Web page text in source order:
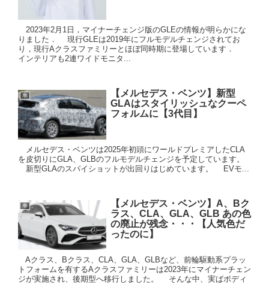
2023年2月1日，マイナーチェンジ版のGLEの情報が明らかにな
りました． 現行GLEは2019年にフルモデルチェンジされてお
り，現行Aクラスファミリーとほぼ同時期に登場しています．
インテリアも2連ワイドモニタ...
車
【メルセデス・ベンツ】新型
GLAはスタイリッシュなクーペ
フォルムに【3代目】
メルセデス・ベンツは2025年初頭にワールドプレミアしたCLA
を皮切りにGLA、GLBのフルモデルチェンジを予定しています。
新型GLAのスパイショットが出回りはじめています。 EVモ...
車
【メルセデス・ベンツ】A、Bク
ラス、CLA、GLA、GLB あの色
の廃止が残念・・・【人気色だ
ったのに】
Aクラス、Bクラス、CLA、GLA、GLBなど、前輪駆動系プラッ
トフォームを有するAクラスファミリーは2023年にマイナーチェン
ジが実施され、後期型へ移行しました。 そんな中、実ばボディ